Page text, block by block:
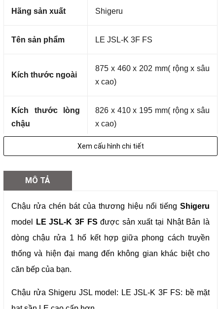
Hãng sản xuất Shigeru
Tên sản phẩm LE JSL-K 3F FS
Kích thước ngoài
875 x 460 x 202 mm( rộng x sâu
x cao)
Kích thước lòng
chậu
826 x 410 x 195 mm( rộng x sâu
x cao)
Số ray 2
Phụ kiện kèm
theo
Giá treo tiện dụng
Bảo hành 24 tháng
Xem cấu hình chi tiết
MÔ TẢ
Chậu rửa chén bát của thương hiệu nổi tiếng Shigeru
model
LE JSL-K 3F FSđược sản xuất tại Nhật Bản là
dòng chậu rửa 1 hố kết hợp giữa phong cách truyền
thống và hiện đại mang đến không gian khác biệt cho
căn bếp của bạn.
Chậu rửa Shigeru JSL model : LE JSL-K 3F FS: bề mặt